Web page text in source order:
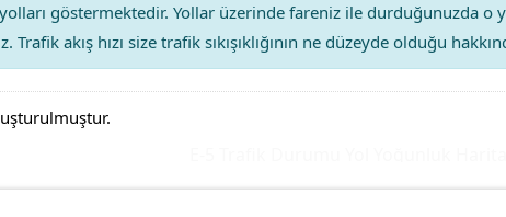
göstermektedir. Yollar üzerinde fareniz ile durduğunuzda o
akış hızı size trafik sıkışıklığının ne düzeyde olduğu